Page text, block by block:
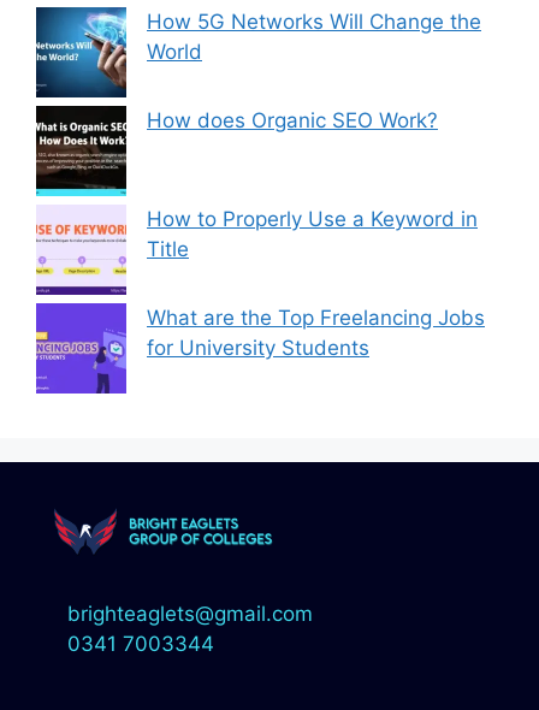
How 5G Networks Will Change the
World
How does Organic SEO Work?
How to Properly Use a Keyword in
Title
What are the Top Freelancing Jobs
for University Students
brighteaglets@gmail.com
0341 7003344